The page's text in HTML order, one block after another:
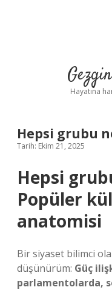
Hayatına
Hepsi grubu
Tarih: Ekim 21, 2025
Hepsi
Popüler
anatomisi
Bir siyaset bilimci
düşünürüm: Güç
parlamentolarda,